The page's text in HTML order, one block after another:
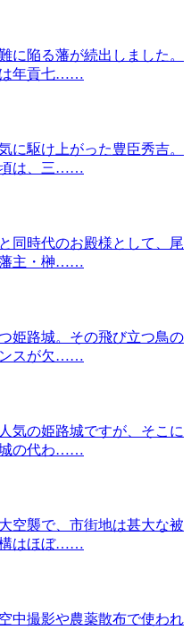
に陥る藩が続出しました。
は年貢七……
に駆け上がった豊臣秀吉。
頃は、三……
同時代のお殿様として、尾
藩主・榊……
姫路城。その飛び立つ鳥の
ンスが欠……
気の姫路城ですが、そこに
城の代わ……
空襲で、市街地は甚大な被
構はほぼ……
中撮影や農薬散布で使われ